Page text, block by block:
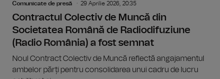
Comunicate de presă 29 Aprilie 2026, 20:35
Contractul Colectiv de Muncă din
Societatea Română de Radiodifuziune
(Radio România) a fost semnat
Noul Contract Colectiv de Muncă reflectă angajamentul
ambelor părți pentru consolidarea unui cadru de lucru